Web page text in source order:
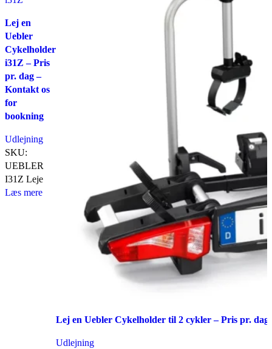
Lej en
Uebler
Cykelholder
i31Z – Pris
pr. dag –
Kontakt os
for
bookning
Udlejning
SKU:
UEBLER
I31Z Leje
Læs mere
Lej en Uebler Cykelholder til 2 cykler – Pris pr.
Udlejning